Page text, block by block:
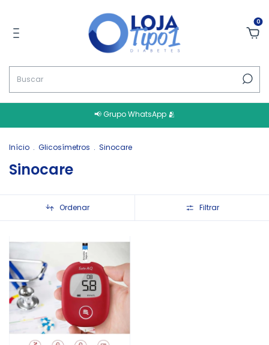
0
📢 Grupo WhatsApp 🫂
Início . Glicosímetros . Sinocare
Sinocare
Ordenar Filtrar